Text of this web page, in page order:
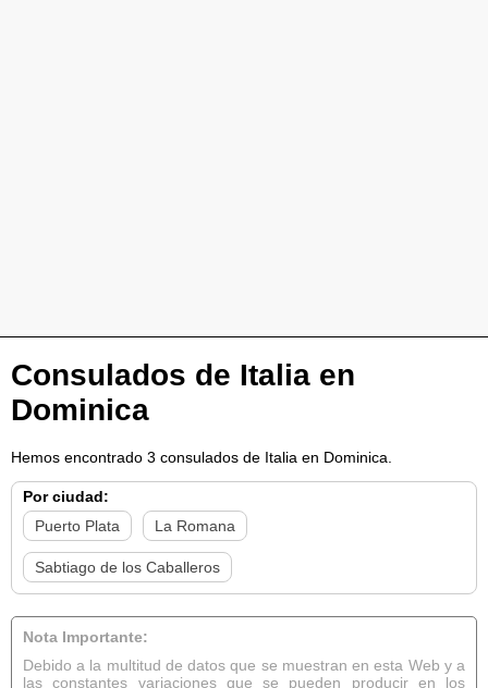
Consulados de Italia en
Dominica
Hemos encontrado 3 consulados de Italia en Dominica.
Por ciudad:
Puerto Plata
La Romana
Sabtiago de los Caballeros
Nota Importante:
Debido a la multitud de datos que se muestran en esta Web y a
las constantes variaciones que se pueden producir en los